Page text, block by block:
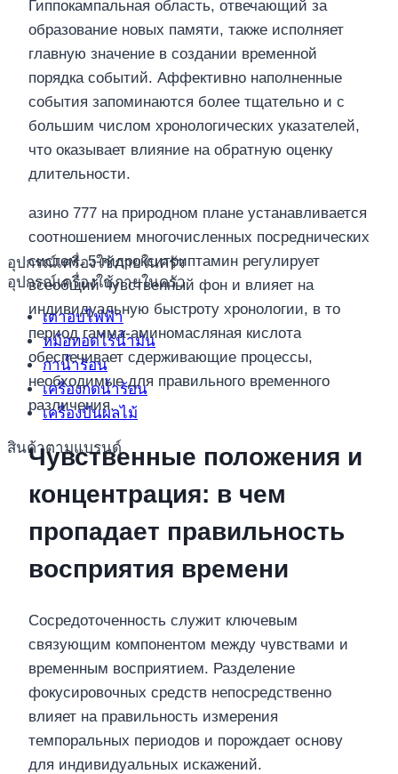
อุปกรณ์เครื่องใช้ภายในครัว
อุปกรณ์เครื่องใช้ภายในครัว
เตาอบไฟฟ้า
หม้อทอดไร้น้ำมัน
กาน้ำร้อน
เครื่องกดน้ำร้อน
เครื่องปั่นผลไม้
สินค้าตามแบรนด์
Гиппокампальная область, отвечающий за
образование новых памяти, также исполняет
главную значение в создании временной
порядка событий. Аффективно наполненные
события запоминаются более тщательно и с
большим числом хронологических указателей,
что оказывает влияние на обратную оценку
длительности.
азино 777 на природном плане устанавливается
соотношением многочисленных посреднических
систем. 5-гидрокситриптамин регулирует
всеобщий чувственный фон и влияет на
индивидуальную быстроту хронологии, в то
период гамма-аминомасляная кислота
обеспечивает сдерживающие процессы,
необходимые для правильного временного
различения.
Чувственные положения и
концентрация: в чем
пропадает правильность
восприятия времени
Сосредоточенность служит ключевым
связующим компонентом между чувствами и
временным восприятием. Разделение
фокусировочных средств непосредственно
влияет на правильность измерения
темпоральных периодов и порождает основу
для индивидуальных искажений.